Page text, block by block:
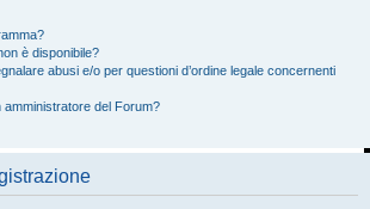
è disponibile?
abusi e/o per questioni d’ordine legale concernenti
del Forum?